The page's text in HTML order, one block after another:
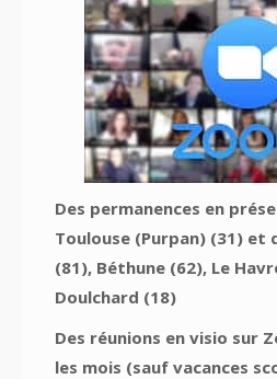
Des permanences en
Toulouse (Purpan) (31) et
(81), Béthune (62), Le
Doulchard (18)
Des réunions en visio sur
les mois (sauf vacances